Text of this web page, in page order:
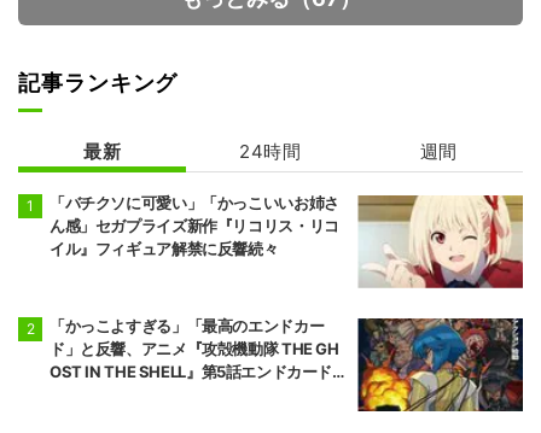
貴族転生 ～恵ま
れた生まれから
最強の力を得る
～
メダリスト 第2
期
記事ランキング
最新 24時間 週間
「バチクソに可愛い」「かっこいいお姉さ
ん感」セガプライズ新作『リコリス・リコ
イル』フィギュア解禁に反響続々
「かっこよすぎる」「最高のエンドカー
ド」と反響、アニメ『攻殻機動隊 THE GH
OST IN THE SHELL』第5話エンドカード公